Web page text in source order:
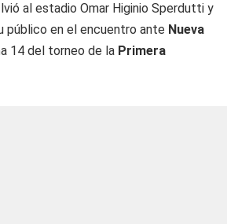
al estadio Omar Higinio Sperdutti y
público en el encuentro ante Nueva
14 del torneo de la Primera